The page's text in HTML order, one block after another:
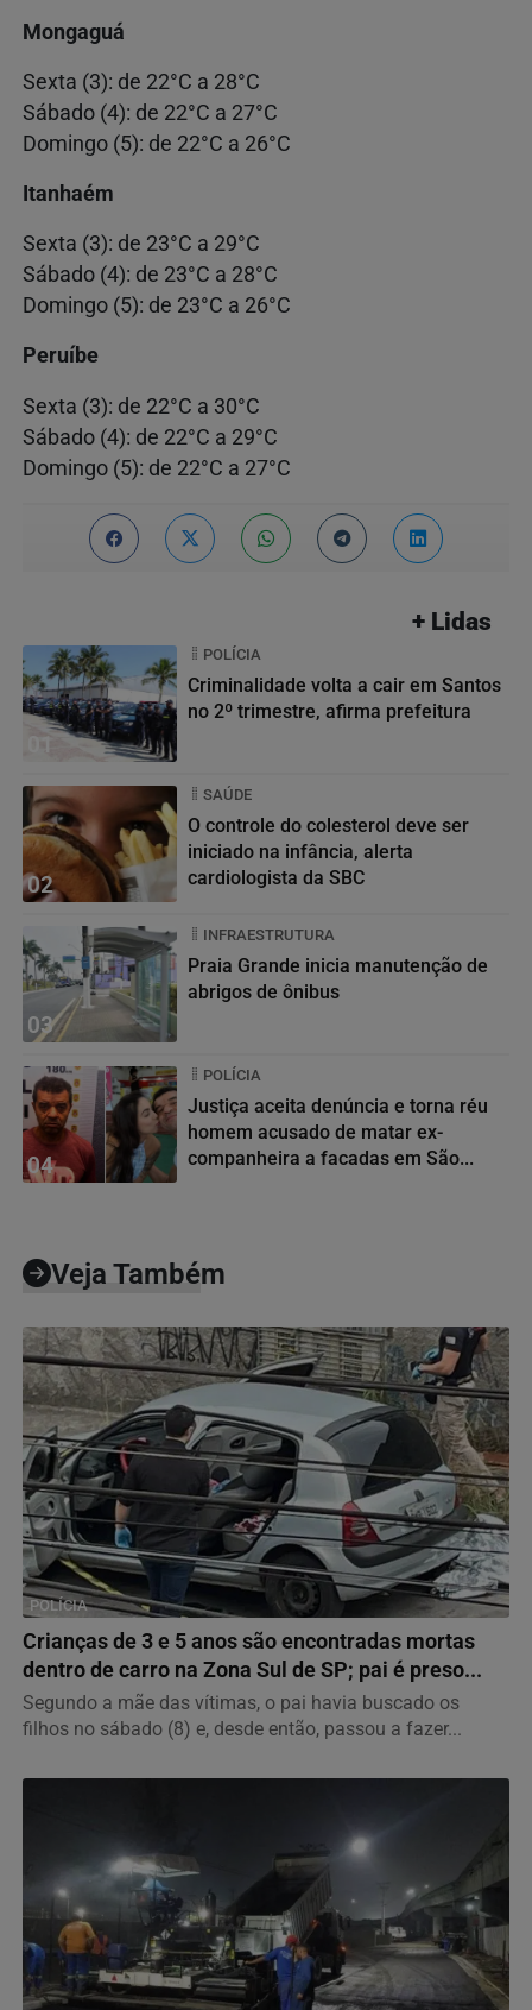
Mongaguá
Sexta (3): de 22°C a 28°C
Sábado (4): de 22°C a 27°C
Domingo (5): de 22°C a 26°C
Itanhaém
Sexta (3): de 23°C a 29°C
Sábado (4): de 23°C a 28°C
Domingo (5): de 23°C a 26°C
Peruíbe
Sexta (3): de 22°C a 30°C
Sábado (4): de 22°C a 29°C
Domingo (5): de 22°C a 27°C
+ Lidas
01
POLÍCIA
Criminalidade volta a cair em Santos
no 2º trimestre, afirma prefeitura
02
SAÚDE
O controle do colesterol deve ser
iniciado na infância, alerta
cardiologista da SBC
03
INFRAESTRUTURA
Praia Grande inicia manutenção de
abrigos de ônibus
04
POLÍCIA
Justiça aceita denúncia e torna réu
homem acusado de matar ex-
companheira a facadas em São...
Veja Também
POLÍCIA
Crianças de 3 e 5 anos são encontradas mortas
dentro de carro na Zona Sul de SP; pai é preso...
Segundo a mãe das vítimas, o pai havia buscado os
filhos no sábado (8) e, desde então, passou a fazer...